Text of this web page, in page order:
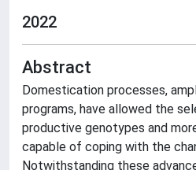
2022
Abstract
Domestication processes,
programs, have allowed the
productive genotypes and
capable of coping with the
Notwithstanding these